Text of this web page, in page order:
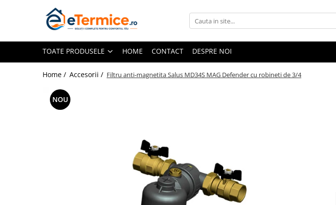
Toate Produsele
Climatizare
Ventiloconvector
Aparate aer conditionat multi-split
Aparate aer conditionat
TOATE PRODUSELE HOME CONTACT DESPRE NOI
Home / Accesorii / Filtru anti-magnetita Salus MD34S MAG Defender cu robineti de 3/4
NOU